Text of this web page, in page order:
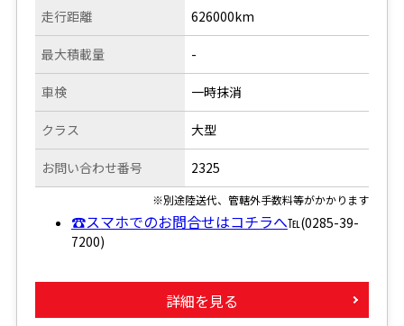
走行距離 626000km
最大積載量
車検
クラス
お問い合わせ番号
-
一時抹消
大型
2325
※別途陸送代、管轄外手数料等がかかります
☎スマホでのお問合せはコチラへ℡(0285-39-
7200)
詳細を見る